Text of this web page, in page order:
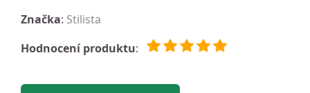
Značka: Stilista
Hodnocení produktu: